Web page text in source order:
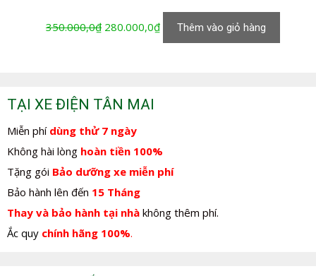
350.000,0₫ 280.000,0₫
hiện
Thêm vào giỏ hàng
TẠI XE ĐIỆN TÂN MAI
Miễn phí dùng thử 7 ngày
Không hài lòng hoàn tiền 100%
Tặng gói Bảo dưỡng xe miễn phí
Bảo hành lên đến 15 Tháng
Thay và bảo hành tại nhà không thêm phí.
Ắc quy chính hãng 100%.